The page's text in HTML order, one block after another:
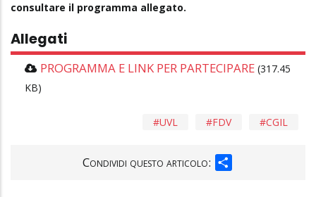
consultare il programma allegato.
Allegati
PROGRAMMA E LINK PER PARTECIPARE (317.45
KB)
CGIL
FDV
UVL
Condividi questo articolo: